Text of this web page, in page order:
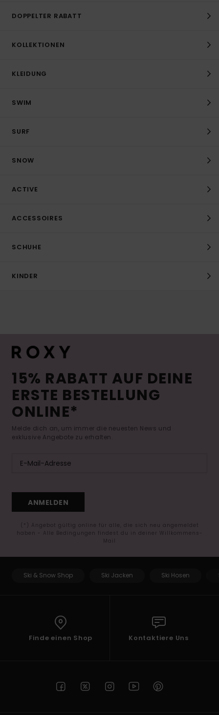
DOPPELTER RABATT
KOLLEKTIONEN
KLEIDUNG
SWIM
SURF
SNOW
ACTIVE
ACCESSOIRES
SCHUHE
KINDER
15% RABATT AUF DEINE
ERSTE BESTELLUNG
ONLINE*
Melde dich an, um immer die neuesten News und
exklusive Angebote zu erhalten.
ANMELDEN
(*) Angebot gültig online für alle, die sich neu angemeldet
haben - Alle Bedingungen findest du in deiner Willkommens-
Mail
Ski & Snow Shop Ski Jacken Ski Hosen
Finde einen Shop Kontaktiere Uns